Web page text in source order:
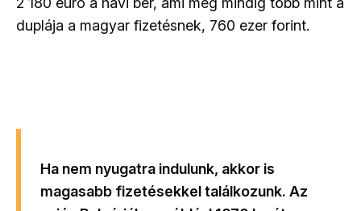
duplája a magyar fizetésnek, 760 ezer forint.
Ha nem nyugatra indulunk, akkor is
magasabb fizetésekkel találkozunk. Az